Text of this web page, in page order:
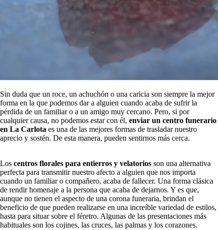
Sin duda que un roce, un achuchón o una caricia son siempre la mejor
forma en la que podemos dar a alguien cuando acaba de sufrir la
pérdida de un familiar o a un amigo muy cercano. Pero, si por
cualquier causa, no podemos estar con él, enviar un centro funerario
en La Carlota es una de las mejores formas de trasladar nuestro
aprecio y sostén. De esta manera, pueden sentirnos más cerca.
Los centros florales para entierros y velatorios son una alternativa
perfecta para transmitir nuestro afecto a alguien que nos importa
cuando un familiar o compañero, acaba de fallecer. Una forma clásica
de rendir homenaje a la persona que acaba de dejarnos. Y es que,
aunque no tienen el aspecto de una corona funeraria, brindan el
beneficio de que pueden realizarse en una increíble variedad de estilos,
hasta para situar sobre el féretro. Algunas de las presentaciones más
habituales son los cojines, las cruces, las palmas y los corazones.